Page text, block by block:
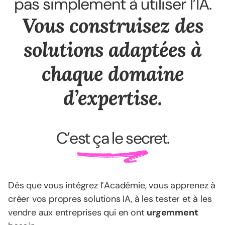
Vous construisez des
solutions adaptées à
chaque domaine
d’expertise.
C’est ça le secret.
Dès que vous intégrez l’Académie, vous apprenez à
créer vos propres solutions IA, à les tester et à les
vendre aux entreprises qui en ont urgemment